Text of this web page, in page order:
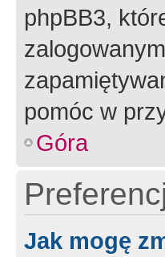
phpBB3,
pomóc w
Góra
Jak mogę